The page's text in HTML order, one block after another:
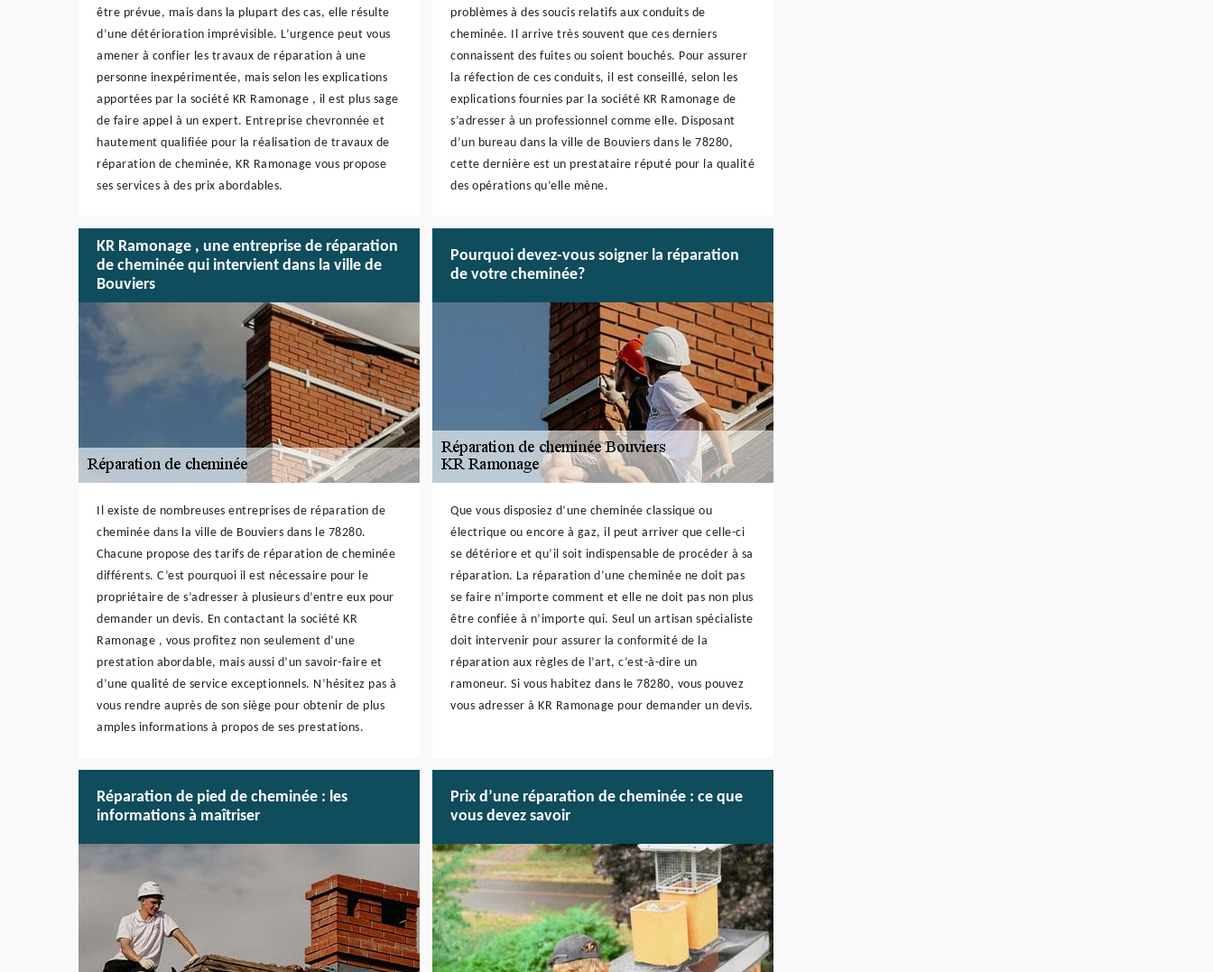
être prévue, mais dans la plupart des cas, elle résulte
d’une détérioration imprévisible. L’urgence peut vous
amener à confier les travaux de réparation à une
personne inexpérimentée, mais selon les explications
apportées par la société KR Ramonage , il est plus sage
de faire appel à un expert. Entreprise chevronnée et
hautement qualifiée pour la réalisation de travaux de
réparation de cheminée, KR Ramonage vous propose
ses services à des prix abordables.
problèmes à des soucis relatifs aux conduits de
cheminée. Il arrive très souvent que ces derniers
connaissent des fuites ou soient bouchés. Pour assurer
la réfection de ces conduits, il est conseillé, selon les
explications fournies par la société KR Ramonage de
s’adresser à un professionnel comme elle. Disposant
d’un bureau dans la ville de Bouviers dans le 78280,
cette dernière est un prestataire réputé pour la qualité
des opérations qu’elle mène.
KR Ramonage , une entreprise de réparation
de cheminée qui intervient dans la ville de
Bouviers
Il existe de nombreuses entreprises de réparation de
cheminée dans la ville de Bouviers dans le 78280.
Chacune propose des tarifs de réparation de cheminée
différents. C’est pourquoi il est nécessaire pour le
propriétaire de s’adresser à plusieurs d’entre eux pour
demander un devis. En contactant la société KR
Ramonage , vous profitez non seulement d’une
prestation abordable, mais aussi d’un savoir-faire et
d’une qualité de service exceptionnels. N’hésitez pas à
vous rendre auprès de son siège pour obtenir de plus
amples informations à propos de ses prestations.
Pourquoi devez-vous soigner la réparation
de votre cheminée?
Que vous disposiez d’une cheminée classique ou
électrique ou encore à gaz, il peut arriver que celle-ci
se détériore et qu’il soit indispensable de procéder à sa
réparation. La réparation d’une cheminée ne doit pas
se faire n’importe comment et elle ne doit pas non plus
être confiée à n’importe qui. Seul un artisan spécialiste
doit intervenir pour assurer la conformité de la
réparation aux règles de l’art, c’est-à-dire un
ramoneur. Si vous habitez dans le 78280, vous pouvez
vous adresser à KR Ramonage pour demander un devis.
Réparation de pied de cheminée : les
informations à maîtriser
Prix d’une réparation de cheminée : ce que
vous devez savoir